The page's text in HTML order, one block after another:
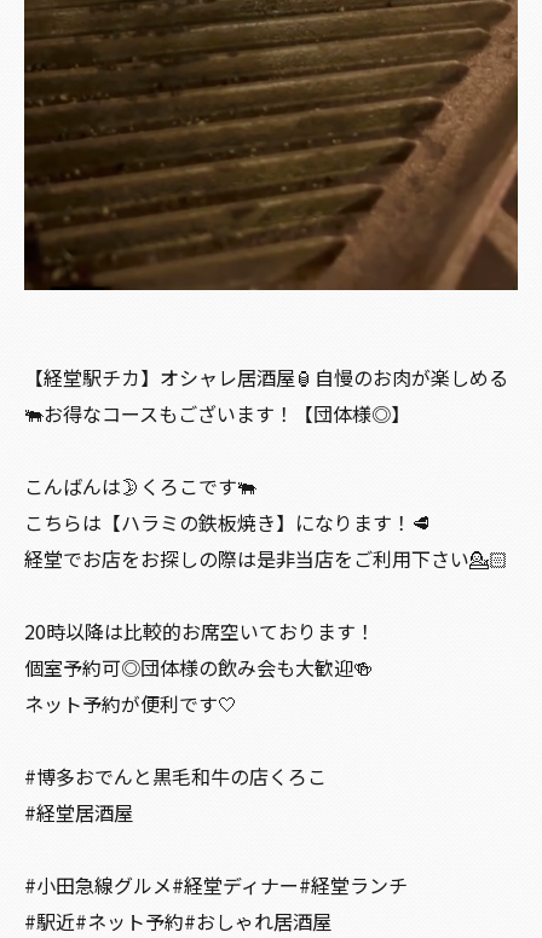
【経堂駅チカ】オシャレ居酒屋🏮自慢のお肉が楽しめる
🐃お得なコースもございます！【団体様◎】
こんばんは🌛くろこです🐃
こちらは【ハラミの鉄板焼き】になります！🥩
経堂でお店をお探しの際は是非当店をご利用下さい💁🏻
20時以降は比較的お席空いております！
個室予約可◎団体様の飲み会も大歓迎🍻
ネット予約が便利です🤍
#博多おでんと黒毛和牛の店くろこ
#経堂居酒屋
#小田急線グルメ#経堂ディナー#経堂ランチ
#駅近#ネット予約#おしゃれ居酒屋